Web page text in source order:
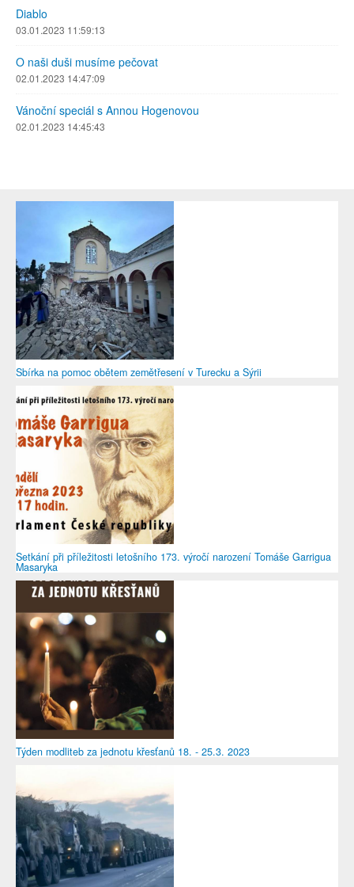
Diablo
03.01.2023 11:59:13
O naši duši musíme pečovat
02.01.2023 14:47:09
Vánoční speciál s Annou Hogenovou
02.01.2023 14:45:43
Sbírka na pomoc obětem zemětřesení v Turecku a Sýrii
Setkání při příležitosti letošního 173. výročí narození Tomáše Garrigua
Masaryka
Týden modliteb za jednotu křesťanů 18. - 25.3. 2023